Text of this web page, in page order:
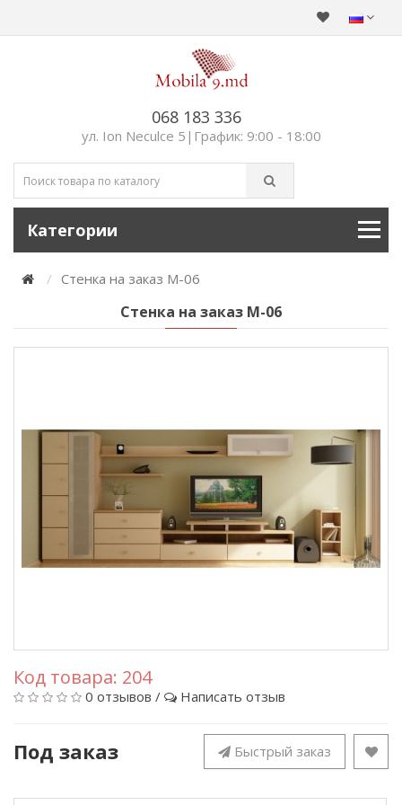
068 183 336
ул. Ion Neculce 5|График: 9:00 - 18:00
Категории
Стенка на заказ М-06
Стенка на заказ М-06
Код товара: 204
0 отзывов / Написать отзыв
Под заказ Быстрый заказ